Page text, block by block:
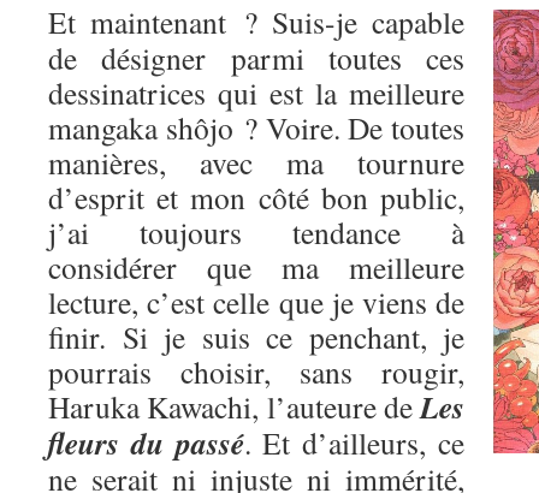
Et maintenant ? Suis-je capable
de désigner parmi toutes ces
dessinatrices qui est la meilleure
mangaka shôjo ? Voire. De toutes
manières, avec ma tournure
d’esprit et mon côté bon public,
j’ai toujours tendance à
considérer que ma meilleure
lecture, c’est celle que je viens de
finir. Si je suis ce penchant, je
pourrais choisir, sans rougir,
Haruka Kawachi, l’auteure deLes
fleurs du passé. Et d’ailleurs, ce
ne serait ni injuste ni immérité,